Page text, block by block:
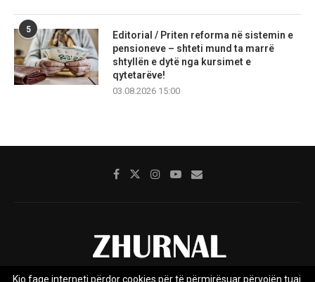
5
Editorial / Priten reforma në sistemin e
pensioneve – shteti mund ta marrë
shtyllën e dytë nga kursimet e
qytetarëve!
03.08.2026 15:00
Kjo faqe interneti përdor cookies për të përmirësuar përvojën tuaj.